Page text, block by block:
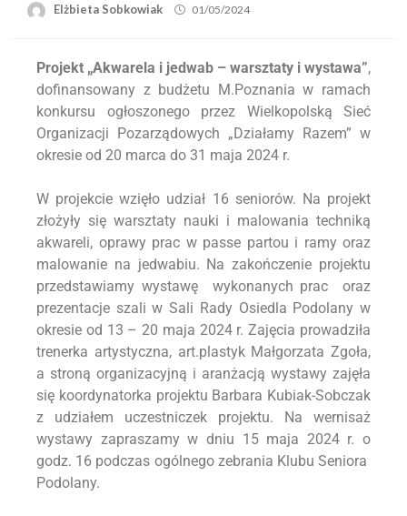
Elżbieta Sobkowiak 01/05/2024
Projekt „Akwarela i jedwab – warsztaty i wystawa”,
dofinansowany z budżetu M.Poznania w ramach
konkursu ogłoszonego przez Wielkopolską Sieć
Organizacji Pozarządowych „Działamy Razem” w
okresie od 20 marca do 31 maja 2024 r.
W projekcie wzięło udział 16 seniorów. Na projekt
złożyły się warsztaty nauki i malowania techniką
akwareli, oprawy prac w passe partou i ramy oraz
malowanie na jedwabiu. Na zakończenie projektu
przedstawiamy wystawę wykonanych prac oraz
prezentacje szali w Sali Rady Osiedla Podolany w
okresie od 13 – 20 maja 2024 r. Zajęcia prowadziła
trenerka artystyczna, art.plastyk Małgorzata Zgoła,
a stroną organizacyjną i aranżacją wystawy zajęła
się koordynatorka projektu Barbara Kubiak-Sobczak
z udziałem uczestniczek projektu. Na wernisaż
wystawy zapraszamy w dniu 15 maja 2024 r. o
godz. 16 podczas ogólnego zebrania Klubu Seniora
Podolany.